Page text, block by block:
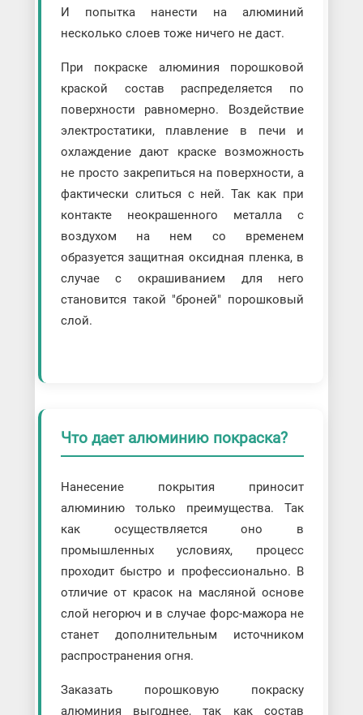
И попытка нанести на алюминий
несколько слоев тоже ничего не даст.
При покраске алюминия порошковой
краской состав распределяется по
поверхности равномерно. Воздействие
электростатики, плавление в печи и
охлаждение дают краске возможность
не просто закрепиться на поверхности, а
фактически слиться с ней. Так как при
контакте неокрашенного металла с
воздухом на нем со временем
образуется защитная оксидная пленка, в
случае с окрашиванием для него
становится такой "броней" порошковый
слой.
Что дает алюминию покраска?
Нанесение покрытия приносит
алюминию только преимущества. Так
как осуществляется оно в
промышленных условиях, процесс
проходит быстро и профессионально. В
отличие от красок на масляной основе
слой негорюч и в случае форс-мажора не
станет дополнительным источником
распространения огня.
Заказать порошковую покраску
алюминия выгоднее, так как состав